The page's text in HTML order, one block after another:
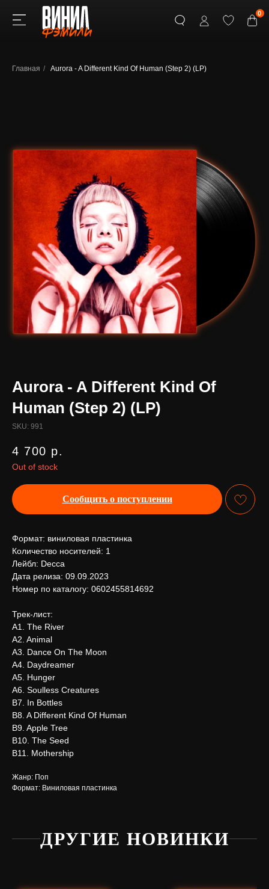
Главная / Aurora - A Different Kind Of Human (Step 2) (LP)
Aurora - A Different Kind Of
Human (Step 2) (LP)
SKU: 991
4 700 р.
Out of stock
Сообщить о поступлении
Формат: виниловая пластинка
Количество носителей: 1
Лейбл: Decca
Дата релиза: 09.09.2023
Номер по каталогу: 0602455814692
Трек-лист:
A1. The River
A2. Animal
A3. Dance On The Moon
A4. Daydreamer
A5. Hunger
A6. Soulless Creatures
B7. In Bottles
B8. A Different Kind Of Human
B9. Apple Tree
B10. The Seed
B11. Mothership
Жанр: Поп
Формат: Виниловая пластинка
ДРУГИЕ НОВИНКИ